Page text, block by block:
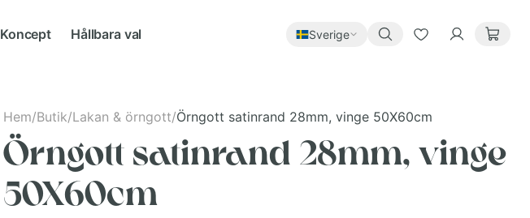
Koncept Hållbara val Sverige
Hem/Butik/Lakan & örngott/Örngott satinrand 28mm, vinge 50X60cm
Örngott satinrand 28mm, vinge
50X60cm